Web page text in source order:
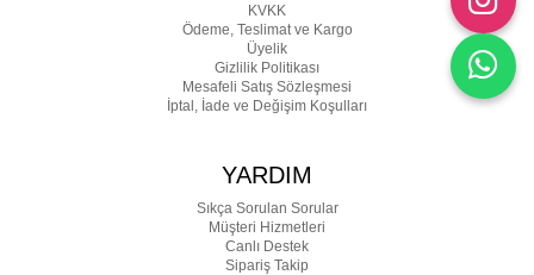
KVKK
Ödeme, Teslimat ve Kargo
Üyelik
Gizlilik Politikası
Mesafeli Satış Sözleşmesi
İptal, İade ve Değişim Koşulları
YARDIM
Sıkça Sorulan Sorular
Müşteri Hizmetleri
Canlı Destek
Sipariş Takip